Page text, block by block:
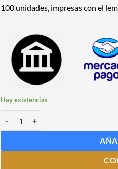
100 unidades, impresas con el
Hay existencias